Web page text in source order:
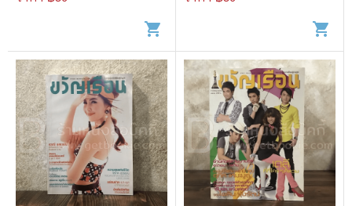
shopping_cart shopping_cart